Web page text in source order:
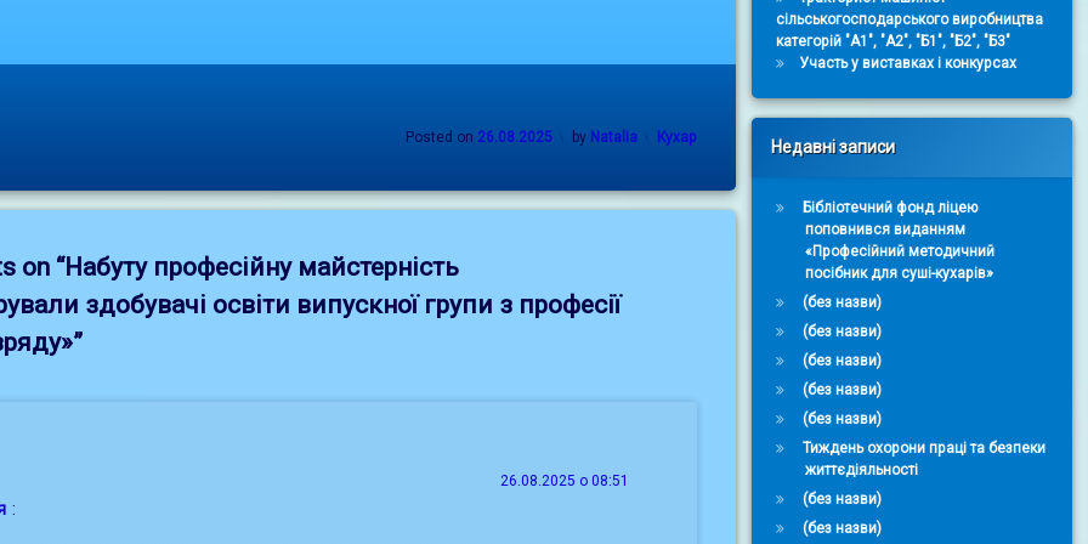
Posted on 26.08.2025 by Natalia Categories:
Кухар
on “Набуту професійну майстерність
здобувачі освіти випускної групи з професії
”
:
26.08.2025 о 08:51
сільськогосподарського виробництва
категорій "А1", "А2", "Б1", "Б2", "Б3"
Участь у виставках і конкурсах
Недавні записи
Бібліотечний фонд ліцею
поповнився виданням
«Професійний методичний
посібник для суші-кухарів»
(без назви)
(без назви)
(без назви)
(без назви)
(без назви)
Тиждень охорони праці та безпеки
життєдіяльності
(без назви)
(без назви)